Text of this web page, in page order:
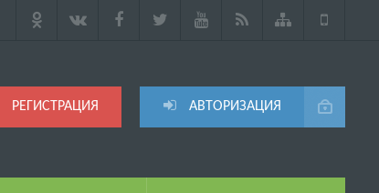
АВТОРИЗАЦИЯ
РЕГИСТРАЦИЯ